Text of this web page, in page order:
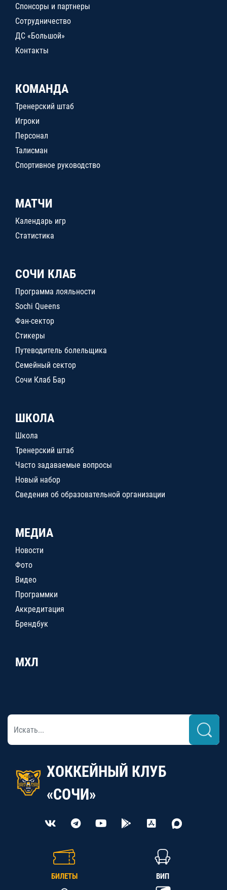
Спонсоры и партнеры
Сотрудничество
ДС «Большой»
Контакты
КОМАНДА
Тренерский штаб
Игроки
Персонал
Талисман
Спортивное руководство
МАТЧИ
Календарь игр
Статистика
СОЧИ КЛАБ
Программа лояльности
Sochi Queens
Фан-сектор
Стикеры
Путеводитель болельщика
Семейный сектор
Сочи Клаб Бар
ШКОЛА
Школа
Тренерский штаб
Часто задаваемые вопросы
Новый набор
Сведения об образовательной организации
МЕДИА
Новости
Фото
Видео
Программки
Аккредитация
Брендбук
МХЛ
ХОККЕЙНЫЙ КЛУБ
«СОЧИ»
БИЛЕТЫ ВИП